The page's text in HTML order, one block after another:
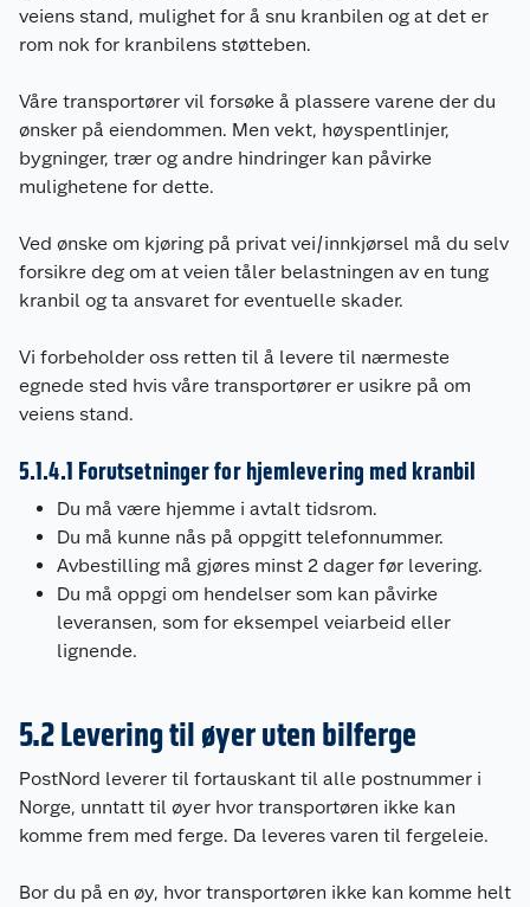
veiens stand, mulighet for å snu kranbilen og at det er
rom nok for kranbilens støtteben.
Våre transportører vil forsøke å plassere varene der du
ønsker på eiendommen. Men vekt, høyspentlinjer,
bygninger, trær og andre hindringer kan påvirke
mulighetene for dette.
Ved ønske om kjøring på privat vei/innkjørsel må du selv
forsikre deg om at veien tåler belastningen av en tung
kranbil og ta ansvaret for eventuelle skader.
Vi forbeholder oss retten til å levere til nærmeste
egnede sted hvis våre transportører er usikre på om
veiens stand.
5.1.4.1 Forutsetninger for hjemlevering med kranbil
Du må være hjemme i avtalt tidsrom.
Du må kunne nås på oppgitt telefonnummer.
Avbestilling må gjøres minst 2 dager før levering.
Du må oppgi om hendelser som kan påvirke
leveransen, som for eksempel veiarbeid eller
lignende.
5.2 Levering til øyer uten bilferge
PostNord leverer til fortauskant til alle postnummer i
Norge, unntatt til øyer hvor transportøren ikke kan
komme frem med ferge. Da leveres varen til fergeleie.
Bor du på en øy, hvor transportøren ikke kan komme helt